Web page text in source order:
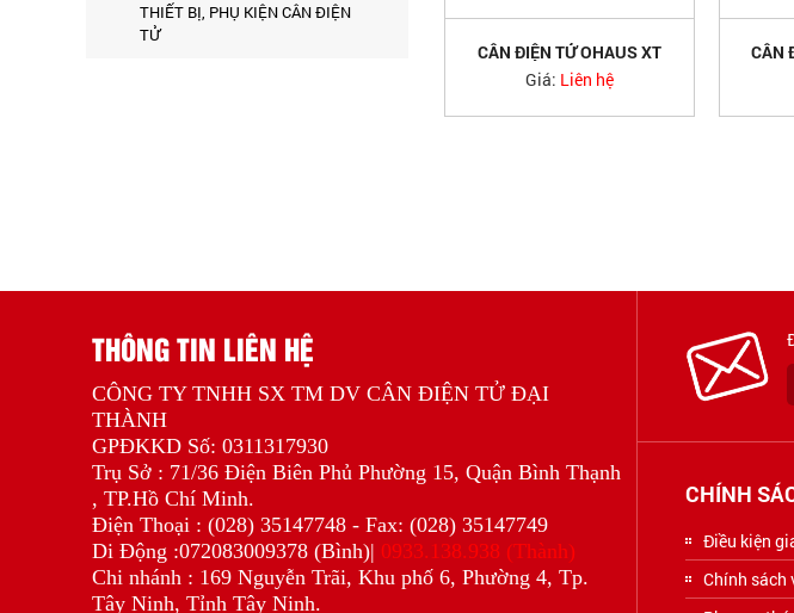
THIẾT BỊ, PHỤ KIỆN CÂN ĐIỆN
TỬ
CÂN ĐIỆN TỬ OHAUS XT
Giá: Liên hệ
CÂN
THÔNG TIN LIÊN HỆ
CÔNG TY TNHH SX TM DV CÂN ĐIỆN TỬ ĐẠI
THÀNH
GPĐKKD Số: 0311317930
Trụ Sở : 71/36 Điện Biên Phủ Phường 15, Quận Bình Thạnh
, TP.Hồ Chí Minh.
Điện Thoại : (028) 35147748 - Fax: (028) 35147749
Di Động :072083009378 (Bình)| 0933.138.938 (Thành)
Chi nhánh : 169 Nguyễn Trãi, Khu phố 6, Phường 4, Tp.
Tây Ninh, Tỉnh Tây Ninh.
CHÍNH
Điều kiện
Chính sách